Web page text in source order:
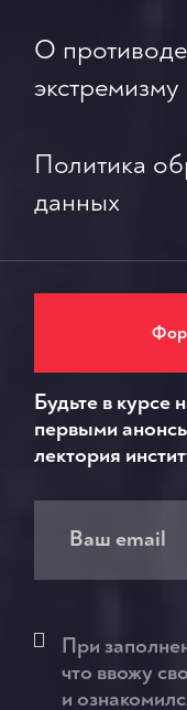
О
экстремизму
Политика
данных
Будьте в курсе
первыми
лектория
При
что ввожу
и